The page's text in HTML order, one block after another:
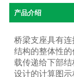
产品介绍
桥梁支座具有
结构的整体性
载传递给下部
设计的计算图示